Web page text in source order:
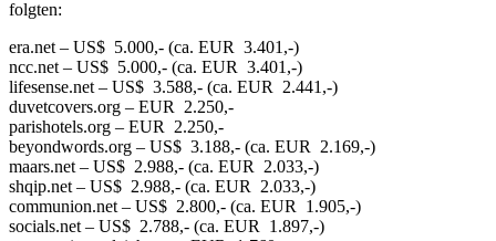
folgten:
era.net – US$ 5.000,- (ca. EUR 3.401,-)
ncc.net – US$ 5.000,- (ca. EUR 3.401,-)
lifesense.net – US$ 3.588,- (ca. EUR 2.441,-)
duvetcovers.org – EUR 2.250,-
parishotels.org – EUR 2.250,-
beyondwords.org – US$ 3.188,- (ca. EUR 2.169,-)
maars.net – US$ 2.988,- (ca. EUR 2.033,-)
shqip.net – US$ 2.988,- (ca. EUR 2.033,-)
communion.net – US$ 2.800,- (ca. EUR 1.905,-)
socials.net – US$ 2.788,- (ca. EUR 1.897,-)